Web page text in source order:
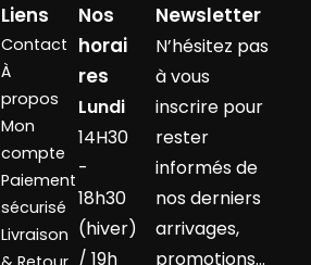
Liens
Contact
À
propos
Mon
compte
Paiement
sécurisé
Livraison
Nos
horai
res
Lundi
14H30
-
18h30
(hiver)
/ 19h
Newsletter
N’hésitez pas
à vous
inscrire pour
rester
informés de
nos derniers
arrivages,
promotions…